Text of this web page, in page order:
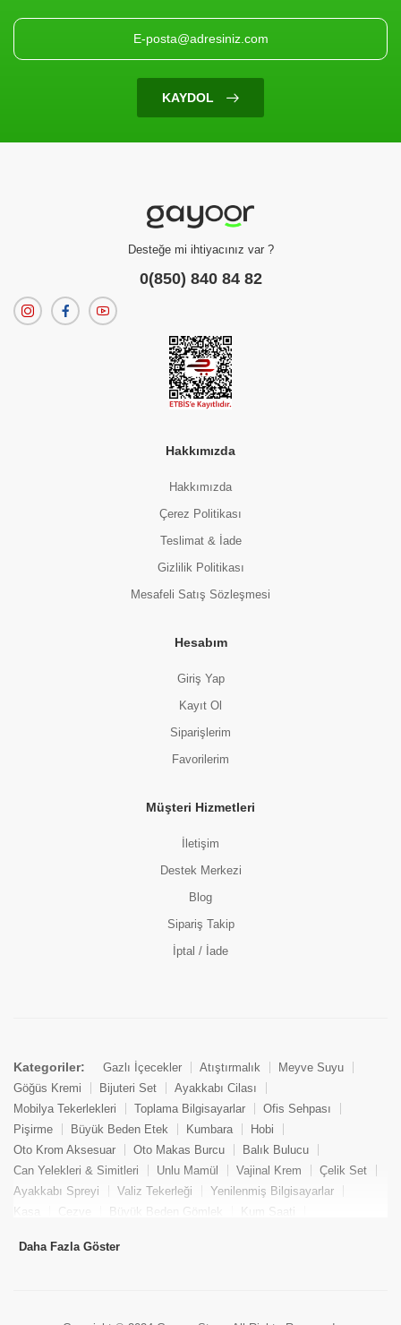
Filtrenize Uygun
Ürün Bulunamadı
KAYDOL
Desteğe mi ihtiyacınız var ?
0(850) 840 84 82
Hakkımızda
Hakkımızda
Çerez Politikası
Teslimat & İade
Gizlilik Politikası
Mesafeli Satış Sözleşmesi
Hesabım
Giriş Yap
Kayıt Ol
Siparişlerim
Favorilerim
Müşteri Hizmetleri
İletişim
Destek Merkezi
Blog
Sipariş Takip
İptal / İade
Kategoriler: Gazlı İçecekler Atıştırmalık
Meyve Suyu
Göğüs Kremi
Bijuteri Set
Ayakkabı Cilası
Mobilya Tekerlekleri
Toplama Bilgisayarlar
Ofis Sehpası
Pişirme
Büyük Beden Etek Kumbara
Hobi
Oto Krom Aksesuar
Oto Makas Burcu
Balık Bulucu
Can Yelekleri & Simitleri
Unlu Mamül Vajinal Krem
Çelik Set
Ayakkabı Spreyi
Valiz Tekerleği
Yenilenmiş Bilgisayarlar
Kasa
Cezve Büyük Beden Gömlek
Kum Saati
Tekne Bağlama & Demirleme
Daha Fazla Göster